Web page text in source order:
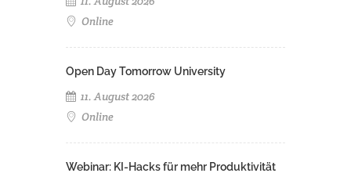
Online
Open Day Tomorrow University
11. August 2026
Online
Webinar: KI-Hacks für mehr Produktivität